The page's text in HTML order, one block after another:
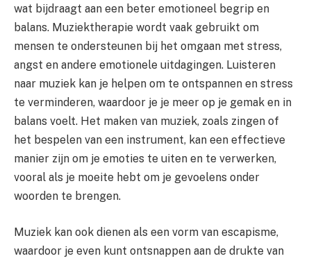
wat bijdraagt aan een beter emotioneel begrip en
balans. Muziektherapie wordt vaak gebruikt om
mensen te ondersteunen bij het omgaan met stress,
angst en andere emotionele uitdagingen. Luisteren
naar muziek kan je helpen om te ontspannen en stress
te verminderen, waardoor je je meer op je gemak en in
balans voelt. Het maken van muziek, zoals zingen of
het bespelen van een instrument, kan een effectieve
manier zijn om je emoties te uiten en te verwerken,
vooral als je moeite hebt om je gevoelens onder
woorden te brengen.
Muziek kan ook dienen als een vorm van escapisme,
waardoor je even kunt ontsnappen aan de drukte van